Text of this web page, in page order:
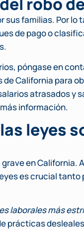
sus familias. Por
de pago o
póngase en
California para
atrasados y
información.
leyes
grave en
es crucial tanto
laborales más
prácticas